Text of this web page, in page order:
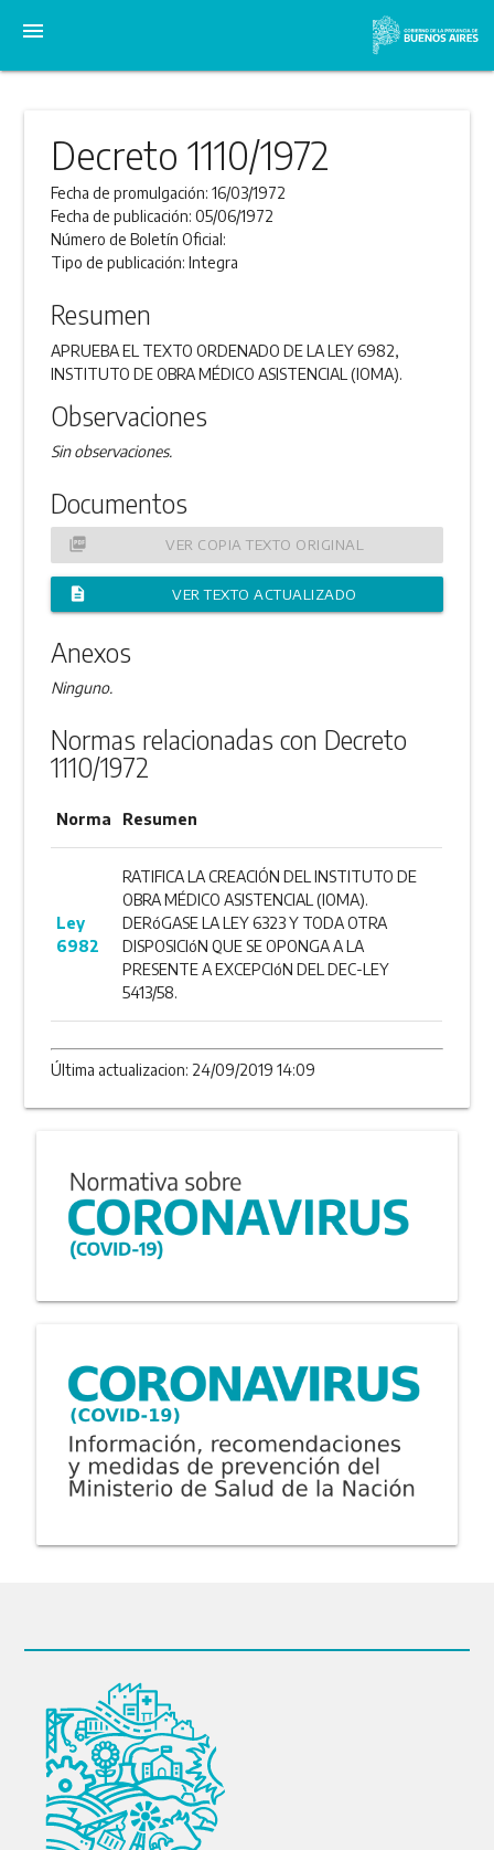
menu
Decreto 1110/1972
Fecha de promulgación:16/03/1972
Fecha de publicación:05/06/1972
Número de Boletín Oficial:
Tipo de publicación:Integra
Resumen
APRUEBA EL TEXTO ORDENADO DE LA LEY 6982,
INSTITUTO DE OBRA MÉDICO ASISTENCIAL (IOMA).
Observaciones
Sin observaciones.
Documentos
picture_as_pdf VER COPIA TEXTO ORIGINAL
description VER TEXTO ACTUALIZADO
Anexos
Ninguno.
Normas relacionadas con Decreto
1110/1972
Norma Resumen
Ley
6982
RATIFICA LA CREACIÓN DEL INSTITUTO DE
OBRA MÉDICO ASISTENCIAL (IOMA).
DERóGASE LA LEY 6323 Y TODA OTRA
DISPOSICIóN QUE SE OPONGA A LA
PRESENTE A EXCEPCIóN DEL DEC-LEY
5413/58.
Última actualizacion: 24/09/2019 14:09